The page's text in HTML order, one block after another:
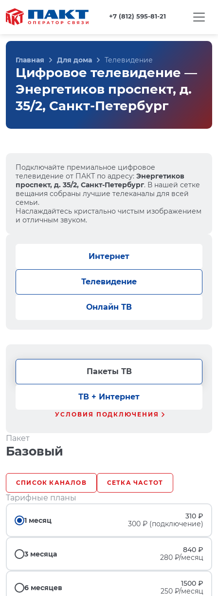
+7 (812) 595-81-21
Главная Для дома Телевидение
Цифровое телевидение —
Энергетиков проспект, д.
35/2, Санкт-Петербург
Подключайте премиальное цифровое
телевидение от ПАКТ по адресу: Энергетиков
проспект, д. 35/2, Санкт-Петербург. В нашей сетке
вещания собраны лучшие телеканалы для всей
семьи.
Наслаждайтесь кристально чистым изображением
и отличным звуком.
Интернет
Телевидение
Онлайн ТВ
Пакеты ТВ
ТВ + Интернет
УСЛОВИЯ ПОДКЛЮЧЕНИЯ
Пакет
Базовый
СПИСОК КАНАЛОВ СЕТКА ЧАСТОТ
Тарифные планы
1 месяц
310 ₽
300 ₽ (подключение)
3 месяца
840 ₽
280 ₽/месяц
6 месяцев
1500 ₽
250 ₽/месяц